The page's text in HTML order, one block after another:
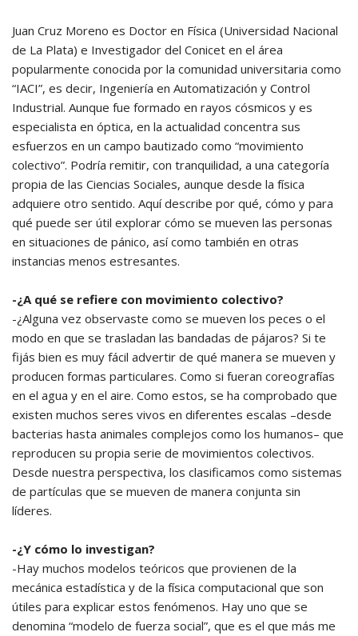
Juan Cruz Moreno es Doctor en Física (Universidad Nacional
de La Plata) e Investigador del Conicet en el área
popularmente conocida por la comunidad universitaria como
“IACI”, es decir, Ingeniería en Automatización y Control
Industrial. Aunque fue formado en rayos cósmicos y es
especialista en óptica, en la actualidad concentra sus
esfuerzos en un campo bautizado como “movimiento
colectivo”. Podría remitir, con tranquilidad, a una categoría
propia de las Ciencias Sociales, aunque desde la física
adquiere otro sentido. Aquí describe por qué, cómo y para
qué puede ser útil explorar cómo se mueven las personas
en situaciones de pánico, así como también en otras
instancias menos estresantes.
-¿A qué se refiere con movimiento colectivo?
-¿Alguna vez observaste como se mueven los peces o el
modo en que se trasladan las bandadas de pájaros? Si te
fijás bien es muy fácil advertir de qué manera se mueven y
producen formas particulares. Como si fueran coreografías
en el agua y en el aire. Como estos, se ha comprobado que
existen muchos seres vivos en diferentes escalas –desde
bacterias hasta animales complejos como los humanos– que
reproducen su propia serie de movimientos colectivos.
Desde nuestra perspectiva, los clasificamos como sistemas
de partículas que se mueven de manera conjunta sin
líderes.
-¿Y cómo lo investigan?
-Hay muchos modelos teóricos que provienen de la
mecánica estadística y de la física computacional que son
útiles para explicar estos fenómenos. Hay uno que se
denomina “modelo de fuerza social”, que es el que más me